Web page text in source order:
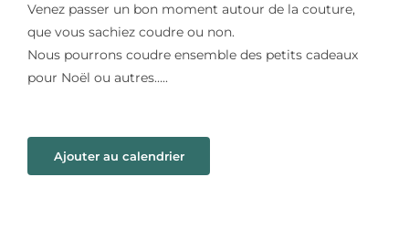
Venez passer un bon moment autour de la couture,
que vous sachiez coudre ou non.
Nous pourrons coudre ensemble des petits cadeaux
pour Noël ou autres…..
Ajouter au calendrier